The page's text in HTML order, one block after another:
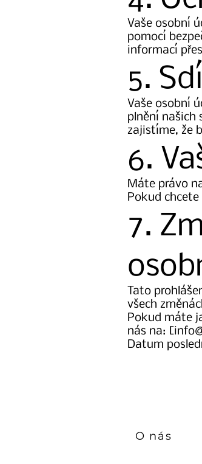
Vaše osobní
pomocí
informací
5.
Vaše osobní
plnění našich
zajistíme, že
6.
Máte právo
Pokud
7.
Tato
všech
Pokud máte
nás na: [
Datum
O nás